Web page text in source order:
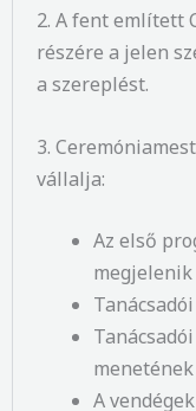
2. A fent említett
részére a jelen
a szereplést.
3.
vállalja:
Az első
A